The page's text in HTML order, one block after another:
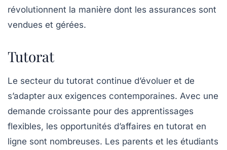
révolutionnent la manière dont les assurances sont
vendues et gérées.
Tutorat
Le secteur du tutorat continue d’évoluer et de
s’adapter aux exigences contemporaines. Avec une
demande croissante pour des apprentissages
flexibles, les opportunités d’affaires en tutorat en
ligne sont nombreuses. Les parents et les étudiants